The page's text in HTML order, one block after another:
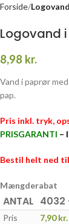
Forside Logovand
Logovand
8,98 kr.
Vand i paprør
pap.
Pris inkl. tryk,
PRISGARANTI –
Bestil helt ned
Mængderabat
ANTAL 4032
Pris 7,90kr.